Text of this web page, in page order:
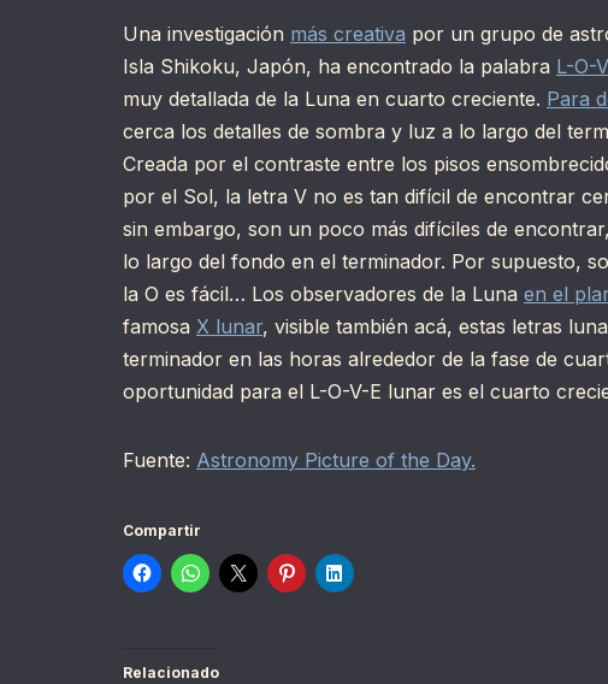
Una investigación más creativa por un grupo de
Isla Shikoku, Japón, ha encontrado la palabra L-O-
muy detallada de la Luna en cuarto creciente. Para
cerca los detalles de sombra y luz a lo largo del
Creada por el contraste entre los pisos
por el Sol, la letra V no es tan difícil de encontrar
sin embargo, son un poco más difíciles de
lo largo del fondo en el terminador. Por supuesto,
la O es fácil… Los observadores de la Luna en el
famosa X lunar, visible también acá, estas letras
terminador en las horas alrededor de la fase de
oportunidad para el L-O-V-E lunar es el cuarto
Fuente: Astronomy Picture of the Day.
Compartir
Relacionado